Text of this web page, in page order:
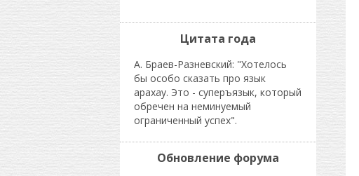
Цитата года
А. Браев-Разневский: "Хотелось
бы особо сказать про язык
арахау. Это - суперъязык, который
обречен на неминуемый
ограниченный успех".
Обновление форума